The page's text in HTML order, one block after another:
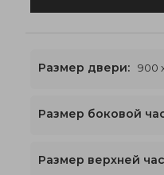
1300 x 2400
Размер двери: 900
Размер боковой
Размер верхней